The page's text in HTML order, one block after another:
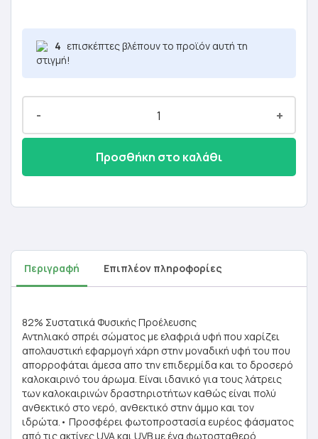
4 επισκέπτες βλέπουν το προϊόν αυτή τη
στιγμή!
- +
Προσθήκη στο καλάθι
Περιγραφή Επιπλέον πληροφορίες
82% Συστατικά Φυσικής Προέλευσης
Αντηλιακό σπρέι σώματος με ελαφριά υφή που χαρίζει
απολαυστική εφαρμογή χάρη στην μοναδική υφή του που
απορροφάται άμεσα απο την επιδερμίδα και το δροσερό
καλοκαιρινό του άρωμα. Είναι ιδανικό για τους λάτρεις
των καλοκαιρινών δραστηριοτήτων καθώς είναι πολύ
ανθεκτικό στο νερό, ανθεκτικό στην άμμο και τον
ιδρώτα.• Προσφέρει φωτοπροστασία ευρέος φάσματος
από τις ακτίνες UVA και UVB με ένα φωτοσταθερό